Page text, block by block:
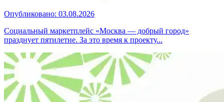
Опубликовано: 03.08.2026
Социальный маркетплейс «Москва — добрый город»
празднует пятилетие. За это время к проекту...